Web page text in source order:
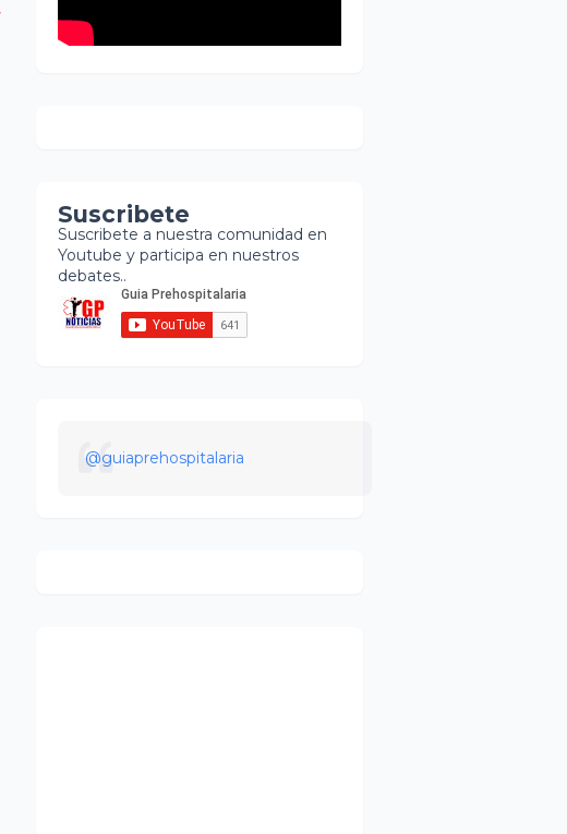
Suscribete
Suscribete a nuestra comunidad en
Youtube y participa en nuestros
debates..
@guiaprehospitalaria